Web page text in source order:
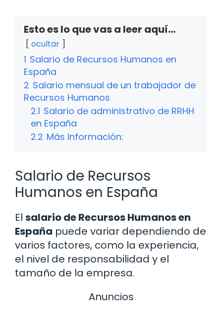
Esto es lo que vas a leer aquí...
ocultar
1 Salario de Recursos Humanos en
España
2 Salario mensual de un trabajador de
Recursos Humanos
2.1 Salario de administrativo de RRHH
en España
2.2 Más Información:
Salario de Recursos
Humanos en España
El salario de Recursos Humanos en
España puede variar dependiendo de
varios factores, como la experiencia,
el nivel de responsabilidad y el
tamaño de la empresa.
Anuncios